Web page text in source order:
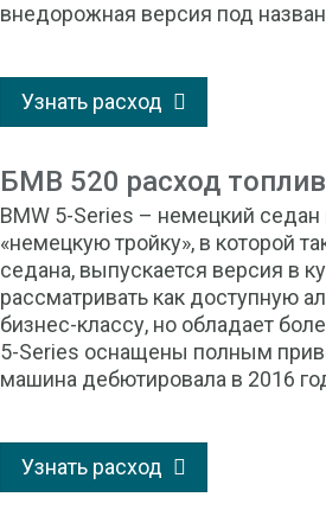
внедорожная версия под
Узнать расход
БМВ 520 расход
BMW 5-Series – немецкий
«немецкую тройку», в которой
седана, выпускается версия в
рассматривать как доступную
бизнес-классу, но обладает
5-Series оснащены полным
машина дебютировала в 2016
Узнать расход